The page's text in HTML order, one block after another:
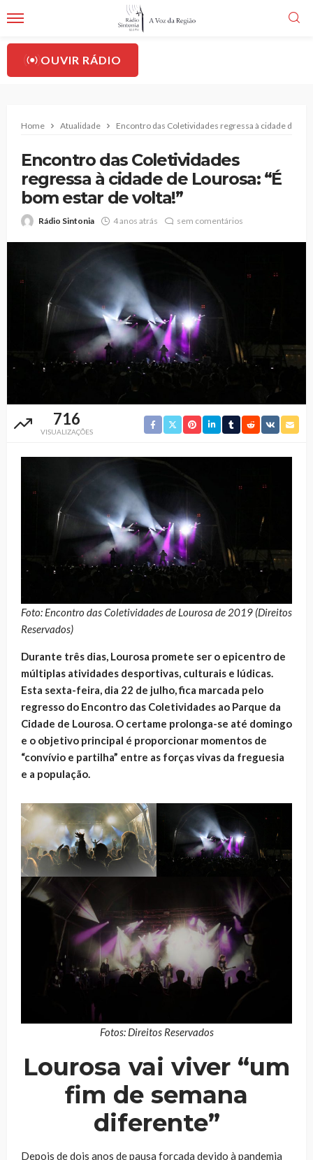
OUVIR RÁDIO
Home Atualidade Encontro das Coletividades regressa à cidade de
Encontro das Coletividades
regressa à cidade de Lourosa: “É
bom estar de volta!”
Rádio Sintonia 4 anos atrás sem comentários
716
VISUALIZAÇÕES
Foto: Encontro das Coletividades de Lourosa de 2019 (Direitos
Reservados)
Durante três dias, Lourosa promete ser o epicentro de
múltiplas atividades desportivas, culturais e lúdicas.
Esta sexta-feira, dia 22 de julho, fica marcada pelo
regresso do Encontro das Coletividades ao Parque da
Cidade de Lourosa. O certame prolonga-se até domingo
e o objetivo principal é proporcionar momentos de
“convívio e partilha” entre as forças vivas da freguesia
e a população.
Fotos: Direitos Reservados
Lourosa vai viver “um
fim de semana
diferente”
Depois de dois anos de pausa forçada devido à pandemia